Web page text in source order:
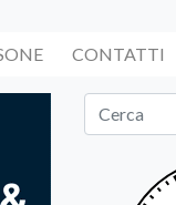
CONTATTI